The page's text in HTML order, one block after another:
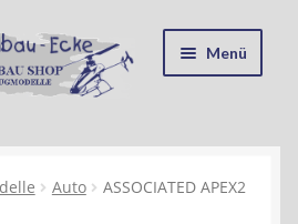
Menü
Auto
ASSOCIATED APEX2